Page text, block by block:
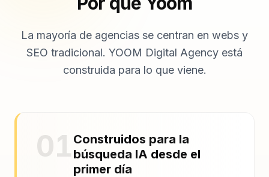
La mayoría de agencias se centran en webs y
SEO tradicional. YOOM Digital Agency está
construida para lo que viene.
01 Construidos para la
búsqueda IA desde el
primer día